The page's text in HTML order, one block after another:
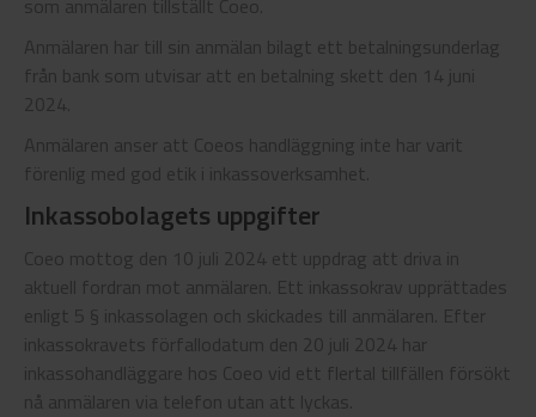
som anmälaren tillställt Coeo.
Anmälaren har till sin anmälan bilagt ett betalningsunderlag
från bank som utvisar att en betalning skett den 14 juni
2024.
Anmälaren anser att Coeos handläggning inte har varit
förenlig med god etik i inkassoverksamhet.
Inkassobolagets uppgifter
Coeo mottog den 10 juli 2024 ett uppdrag att driva in
aktuell fordran mot anmälaren. Ett inkassokrav upprättades
enligt 5 § inkassolagen och skickades till anmälaren. Efter
inkassokravets förfallodatum den 20 juli 2024 har
inkassohandläggare hos Coeo vid ett flertal tillfällen försökt
nå anmälaren via telefon utan att lyckas.